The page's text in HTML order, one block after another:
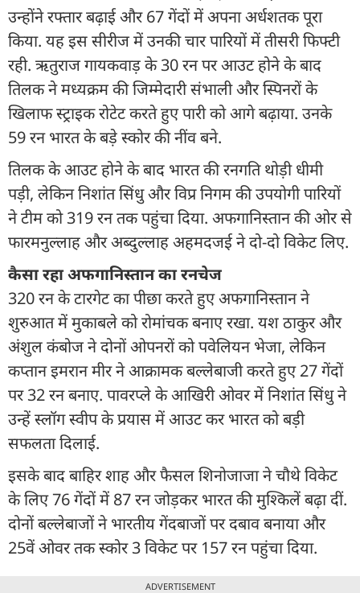
उन्होंने रफ्तार बढ़ाई और 67 गेंदों में अपना अर्धशतक पूरा
किया. यह इस सीरीज में उनकी चार पारियों में तीसरी फिफ्टी
रही. ऋतुराज गायकवाड़ के 30 रन पर आउट होने के बाद
तिलक ने मध्यक्रम की जिम्मेदारी संभाली और स्पिनरों के
खिलाफ स्ट्राइक रोटेट करते हुए पारी को आगे बढ़ाया. उनके
59 रन भारत के बड़े स्कोर की नींव बने.
तिलक के आउट होने के बाद भारत की रनगति थोड़ी धीमी
पड़ी, लेकिन निशांत सिंधु और विप्र निगम की उपयोगी पारियों
ने टीम को 319 रन तक पहुंचा दिया. अफगानिस्तान की ओर से
फारमनुल्लाह और अब्दुल्लाह अहमदजई ने दो-दो विकेट लिए.
कैसा रहा अफगान‍िस्तान का रनचेज
320 रन के टारगेट का पीछा करते हुए अफगानिस्तान ने
शुरुआत में मुकाबले को रोमांचक बनाए रखा. यश ठाकुर और
अंशुल कंबोज ने दोनों ओपनरों को पवेलियन भेजा, लेकिन
कप्तान इमरान मीर ने आक्रामक बल्लेबाजी करते हुए 27 गेंदों
पर 32 रन बनाए. पावरप्ले के आखिरी ओवर में निशांत सिंधु ने
उन्हें स्लॉग स्वीप के प्रयास में आउट कर भारत को बड़ी
सफलता दिलाई.
इसके बाद बाहिर शाह और फैसल शिनोजाजा ने चौथे विकेट
के लिए 76 गेंदों में 87 रन जोड़कर भारत की मुश्किलें बढ़ा दीं.
दोनों बल्लेबाजों ने भारतीय गेंदबाजों पर दबाव बनाया और
25वें ओवर तक स्कोर 3 विकेट पर 157 रन पहुंचा दिया.
ADVERTISEMENT